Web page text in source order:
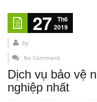
27
Th6
2019
by
No Comment
Dịch vụ bảo vệ
nghiệp nhất